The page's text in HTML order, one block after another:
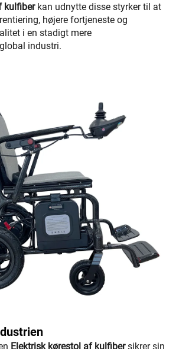
kulfiber kan udnytte disse styrker til at
højere fortjeneste og
i en stadigt mere
industri.
Elektrisk kørestol af kulfibersikrer sin